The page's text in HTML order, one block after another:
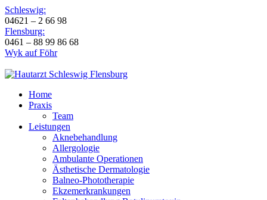
Schleswig:
04621 – 2 66 98
Flensburg:
0461 – 88 99 86 68
Wyk auf Föhr
Home
Praxis
Team
Leistungen
Aknebehandlung
Allergologie
Ambulante Operationen
Ästhetische Dermatologie
Balneo-Phototherapie
Ekzemerkrankungen